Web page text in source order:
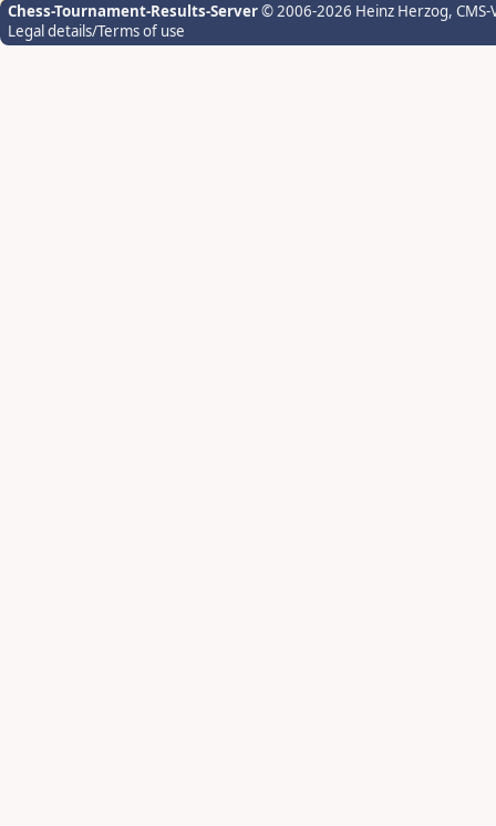
Chess-Tournament-Results-Server© 2006-2026 Heinz Herzog,
Legal details/Terms of use